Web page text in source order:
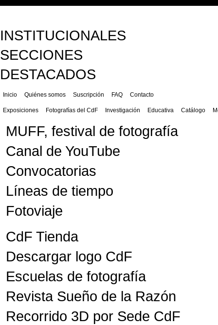
INSTITUCIONALES
SECCIONES
DESTACADOS
Inicio Quiénes somos Suscripción FAQ Contacto
Exposiciones Fotografías del CdF Investigación Educativa Catálogo
MUFF, festival de fotografía
Canal de YouTube
Convocatorias
Líneas de tiempo
Fotoviaje
CdF Tienda
Descargar logo CdF
Escuelas de fotografía
Revista Sueño de la Razón
Recorrido 3D por Sede CdF